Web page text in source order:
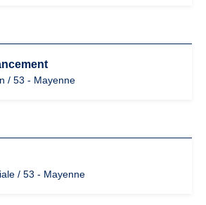
/ 53 - Mayenne
/ 53 - Mayenne